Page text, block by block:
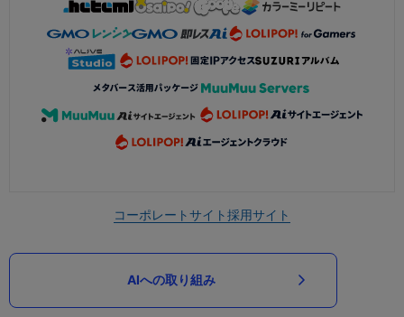
コーポレートサイト採用サイト
AIへの取り組み